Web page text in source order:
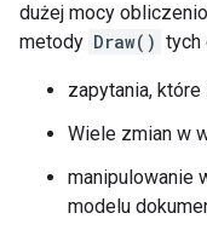
dużej mocy
metody Draw() tych
zapytania,
Wiele zmian w
manipulowanie
modelu